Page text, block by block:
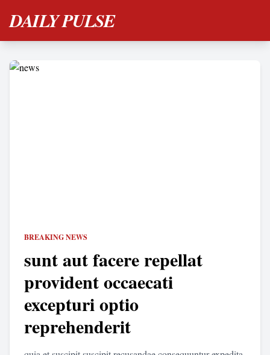
DAILY PULSE
BREAKING NEWS
sunt aut facere repellat
provident occaecati
excepturi optio
reprehenderit